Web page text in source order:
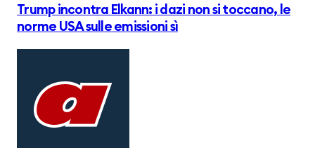
Trump incontra Elkann: i dazi non si toccano, le
norme USA sulle emissioni sì